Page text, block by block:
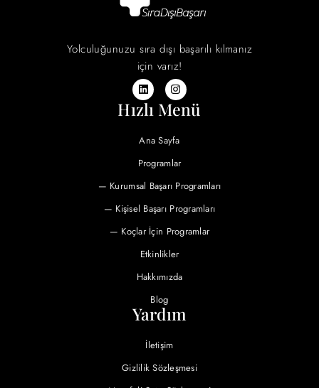
Yolculuğunuzu sıra dışı başarılı kılmanız
için varız!
Hızlı Menü
Ana Sayfa
Programlar
— Kurumsal Başarı Programları
— Kişisel Başarı Programları
— Koçlar İçin Programlar
Etkinlikler
Hakkımızda
Blog
Yardım
İletişim
Gizlilik Sözleşmesi